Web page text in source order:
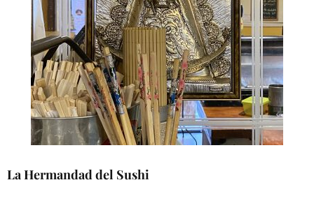
La Hermandad del Sushi